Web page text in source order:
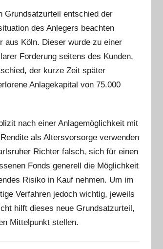
Grundsatzurteil entschied der
des Anlegers beachten
aus Köln. Dieser wurde zu einer
Forderung seitens des Kunden,
der kurze Zeit später
Anlagekapital von 75.000
nach einer Anlagemöglichkeit mit
als Altersvorsorge verwenden
Richter falsch, sich für einen
Fonds generell die Möglichkeit
Risiko in Kauf nehmen. Um im
Verfahren jedoch wichtig, jeweils
hilft dieses neue Grundsatzurteil,
Mittelpunkt stellen.